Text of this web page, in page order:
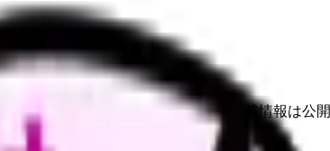
い合わせ導線を設置しています。掲載情報は公